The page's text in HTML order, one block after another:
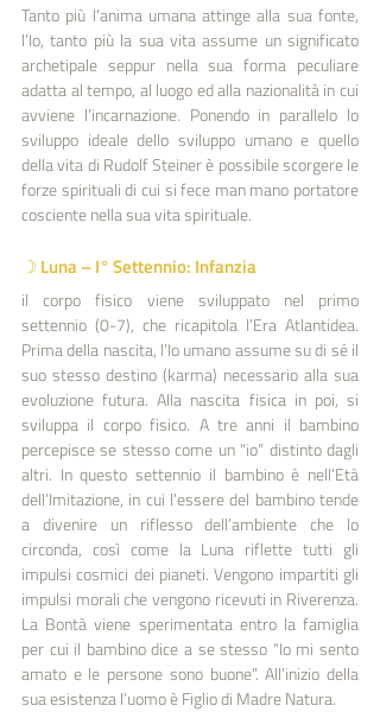
Tanto più l’anima umana attinge alla sua fonte,
l’Io, tanto più la sua vita assume un significato
archetipale seppur nella sua forma peculiare
adatta al tempo, al luogo ed alla nazionalità in cui
avviene l’incarnazione. Ponendo in parallelo lo
sviluppo ideale dello sviluppo umano e quello
della vita di Rudolf Steiner è possibile scorgere le
forze spirituali di cui si fece man mano portatore
cosciente nella sua vita spirituale.
☽ Luna – I° Settennio: Infanzia
il corpo fisico viene sviluppato nel primo
settennio (0-7), che ricapitola l’Era Atlantidea.
Prima della nascita, l’Io umano assume su di sé il
suo stesso destino (karma) necessario alla sua
evoluzione futura. Alla nascita fisica in poi, si
sviluppa il corpo fisico. A tre anni il bambino
percepisce se stesso come un “io” distinto dagli
altri. In questo settennio il bambino è nell’Età
dell’Imitazione, in cui l’essere del bambino tende
a divenire un riflesso dell’ambiente che lo
circonda, così come la Luna riflette tutti gli
impulsi cosmici dei pianeti. Vengono impartiti gli
impulsi morali che vengono ricevuti in Riverenza.
La Bontà viene sperimentata entro la famiglia
per cui il bambino dice a se stesso “Io mi sento
amato e le persone sono buone”. All’inizio della
sua esistenza l’uomo è Figlio di Madre Natura.